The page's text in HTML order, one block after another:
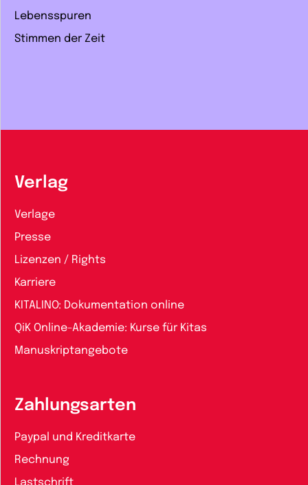
Lebensspuren
Stimmen der Zeit
Verlag
Verlage
Presse
Lizenzen / Rights
Karriere
KITALINO: Dokumentation online
QiK Online-Akademie: Kurse für Kitas
Manuskriptangebote
Zahlungsarten
Paypal und Kreditkarte
Rechnung
Lastschrift